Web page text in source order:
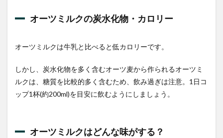
ツミ
ク・
3.2
3.3
オーツミルクの炭水化物・カロリー
オーツミルクは牛乳と比べると低カロリーです。
しかし、炭水化物を多く含むオーツ麦から作られるオーツミ
ルクは、糖質を比較的多く含むため、飲み過ぎは注意。1日コ
ップ1杯(約200ml)を目安に飲むようにしましょう。
オーツミルクはどんな味がする？